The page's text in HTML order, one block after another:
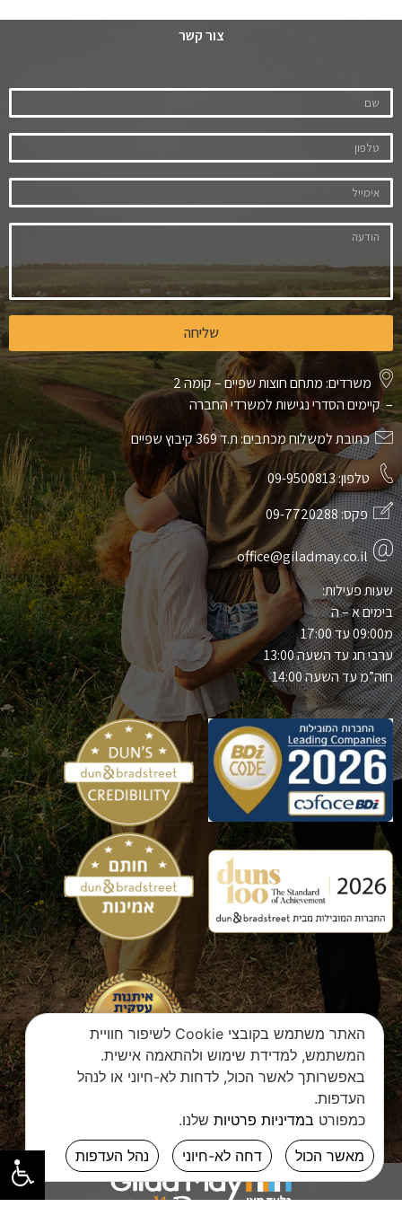
צור קשר
שליחה
משרדים: מתחם חוצות שפיים – קומה 2
– קיימים הסדרי נגישות למשרדי החברה
כתובת למשלוח מכתבים: ת.ד 369 קיבוץ שפיים
טלפון:09-9500813
פקס:09-7720288
office@giladmay.co.il
שעות פעילות:
בימים א – ה
מ09:00 עד 17:00
ערבי חג עד השעה 13:00
חוה”מ עד השעה 14:00
האתר משתמש בקובצי Cookie לשיפור חוויית
המשתמש, למדידת שימוש ולהתאמה אישית.
באפשרותך לאשר הכול, לדחות לא-חיוני או לנהל
העדפות.
כמפורט במדיניות פרטיות שלנו.
מאשר הכול
דחה לא-חיוני נהל העדפות